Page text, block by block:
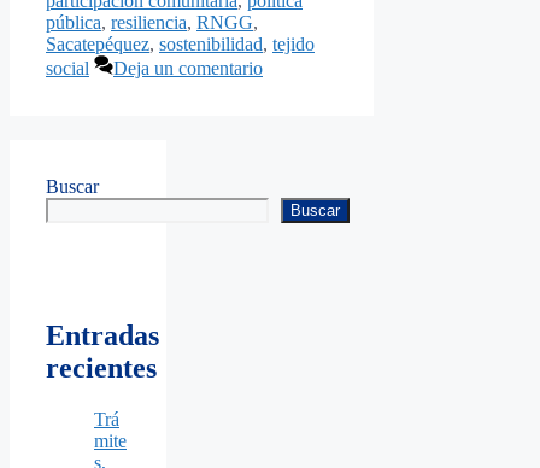
pública, resiliencia, RNGG,
Sacatepéquez, sostenibilidad, tejido
social
Deja un comentario
Buscar
Buscar
Entradas
recientes
Trá
mite
s,